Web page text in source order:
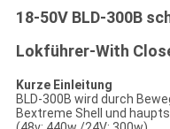
18-50V BLD-300B
Lokführer-With
Kurze Einleitung
BLD-300B wird durch
Bextreme Shell und